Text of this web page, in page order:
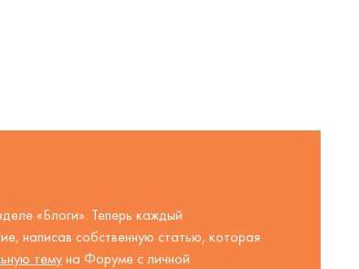
«Блоги». Теперь каждый
написав собственную статью, которая
тему на Форуме с личной